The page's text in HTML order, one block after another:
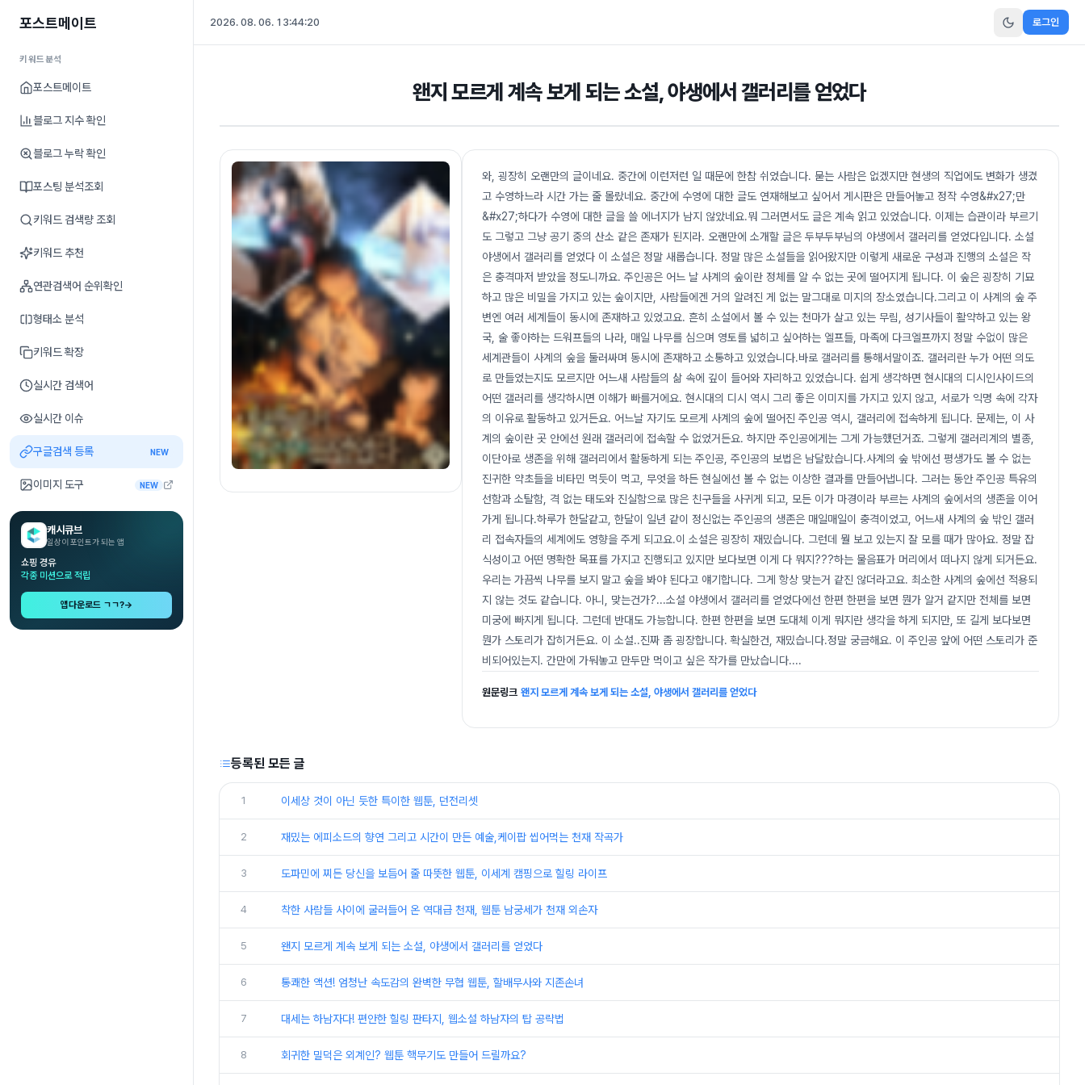
포스트메이트
키워드분석
포스트메이트
블로그 지수 확인
블로그 누락 확인
포스팅 분석조회
키워드 검색량 조회
키워드 추천
연관검색어 순위확인
형태소 분석
키워드 확장
실시간 검색어
실시간 이슈
구글검색 등록 NEW
이미지 도구 NEW
캐시큐브
일상이 포인트가 되는 앱
쇼핑 경유
각종 미션으로 적립
앱다운로드 ㄱㄱ?→
2026. 08. 06. 13:44:20 로그인
왠지 모르게 계속 보게 되는 소설, 야생에서 갤러리를 얻었다
와, 굉장히 오랜만의 글이네요. 중간에 이런저런 일 때문에 한참 쉬었습니다. 묻는 사람은 없겠지만 현생의 직업에도 변화가 생겼
고 수영하느라 시간 가는 줄 몰랐네요. 중간에 수영에 대한 글도 연재해보고 싶어서 게시판은 만들어놓고 정작 수영&#x27;만
&#x27;하다가 수영에 대한 글을 쓸 에너지가 남지 않았네요.뭐 그러면서도 글은 계속 읽고 있었습니다. 이제는 습관이라 부르기
도 그렇고 그냥 공기 중의 산소 같은 존재가 된지라. 오랜만에 소개할 글은 두부두부님의 야생에서 갤러리를 얻었다입니다. 소설
야생에서 갤러리를 얻었다 이 소설은 정말 새롭습니다. 정말 많은 소설들을 읽어왔지만 이렇게 새로운 구성과 진행의 소설은 작
은 충격마저 받았을 정도니까요. 주인공은 어느 날 사계의 숲이란 정체를 알 수 없는 곳에 떨어지게 됩니다. 이 숲은 굉장히 기묘
하고 많은 비밀을 가지고 있는 숲이지만, 사람들에겐 거의 알려진 게 없는 말그대로 미지의 장소였습니다.그리고 이 사계의 숲 주
변엔 여러 세계들이 동시에 존재하고 있었고요. 흔히 소설에서 볼 수 있는 천마가 살고 있는 무림, 성기사들이 활약하고 있는 왕
국, 술 좋아하는 드워프들의 나라, 매일 나무를 심으며 영토를 넓히고 싶어하는 엘프들, 마족에 다크엘프까지 정말 수없이 많은
세계관들이 사계의 숲을 둘러싸며 동시에 존재하고 소통하고 있었습니다.바로 갤러리를 통해서말이죠. 갤러리란 누가 어떤 의도
로 만들었는지도 모르지만 어느새 사람들의 삶 속에 깊이 들어와 자리하고 있었습니다. 쉽게 생각하면 현시대의 디시인사이드의
어떤 갤러리를 생각하시면 이해가 빠를거에요. 현시대의 디시 역시 그리 좋은 이미지를 가지고 있지 않고, 서로가 익명 속에 각자
의 이유로 활동하고 있거든요. 어느날 자기도 모르게 사계의 숲에 떨어진 주인공 역시, 갤러리에 접속하게 됩니다. 문제는, 이 사
계의 숲이란 곳 안에선 원래 갤러리에 접속할 수 없었거든요. 하지만 주인공에게는 그게 가능했던거죠. 그렇게 갤러리계의 별종,
이단아로 생존을 위해 갤러리에서 활동하게 되는 주인공, 주인공의 보법은 남달랐습니다.사계의 숲 밖에선 평생가도 볼 수 없는
진귀한 약초들을 비타민 먹듯이 먹고, 무엇을 하든 현실에선 볼 수 없는 이상한 결과를 만들어냅니다. 그러는 동안 주인공 특유의
선함과 소탈함, 격 없는 태도와 진실함으로 많은 친구들을 사귀게 되고, 모든 이가 마경이라 부르는 사계의 숲에서의 생존을 이어
가게 됩니다.하루가 한달같고, 한달이 일년 같이 정신없는 주인공의 생존은 매일매일이 충격이었고, 어느새 사계의 숲 밖인 갤러
리 접속자들의 세계에도 영향을 주게 되고요.이 소설은 굉장히 재밌습니다. 그런데 뭘 보고 있는지 잘 모를 때가 많아요. 정말 잡
식성이고 어떤 명확한 목표를 가지고 진행되고 있지만 보다보면 이게 다 뭐지???하는 물음표가 머리에서 떠나지 않게 되거든요.
우리는 가끔씩 나무를 보지 말고 숲을 봐야 된다고 얘기합니다. 그게 항상 맞는거 같진 않더라고요. 최소한 사계의 숲에선 적용되
지 않는 것도 같습니다. 아니, 맞는건가?...소설 야생에서 갤러리를 얻었다에선 한편 한편을 보면 뭔가 알거 같지만 전체를 보면
미궁에 빠지게 됩니다. 그런데 반대도 가능합니다. 한편 한편을 보면 도대체 이게 뭐지란 생각을 하게 되지만, 또 길게 보다보면
뭔가 스토리가 잡히거든요. 이 소설..진짜 좀 굉장합니다. 확실한건, 재밌습니다.정말 궁금해요. 이 주인공 앞에 어떤 스토리가 준
비되어있는지. 간만에 가둬놓고 만두만 먹이고 싶은 작가를 만났습니다....
원문링크 왠지 모르게 계속 보게 되는 소설, 야생에서 갤러리를 얻었다
등록된 모든 글
1 이세상 것이 아닌 듯한 특이한 웹툰, 던전리셋
2 재밌는 에피소드의 향연 그리고 시간이 만든 예술,케이팝 씹어먹는 천재 작곡가
3 도파민에 찌든 당신을 보듬어 줄 따뜻한 웹툰, 이세계 캠핑으로 힐링 라이프
4 착한 사람들 사이에 굴러들어 온 역대급 천재, 웹툰 남궁세가 천재 외손자
5 왠지 모르게 계속 보게 되는 소설, 야생에서 갤러리를 얻었다
6 통쾌한 액션! 엄청난 속도감의 완벽한 무협 웹툰, 할배무사와 지존손녀
7 대세는 하남자다! 편안한 힐링 판타지, 웹소설 하남자의 탑 공략법
8 회귀한 밀덕은 외계인? 웹툰 핵무기도 만들어 드릴까요?